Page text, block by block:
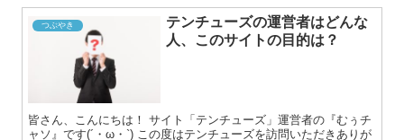
つぶやき
テンチューズの運営者はどんな
人、このサイトの目的は？
皆さん、こんにちは！ サイト「テンチューズ」運営者の『むぅチ
ャソ』です(´・ω・`) この度はテンチューズを訪問いただきありが